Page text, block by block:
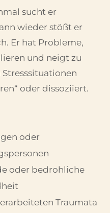
sucht er
wieder stößt er
Er hat Probleme,
und neigt zu
oder dissoziiert.
oder
oder bedrohliche
Traumata